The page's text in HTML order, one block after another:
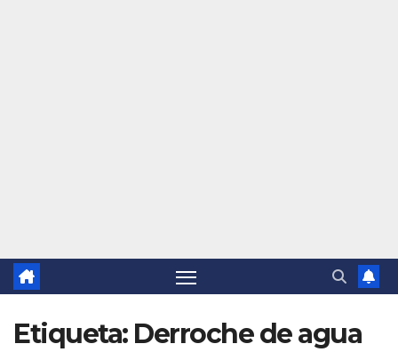
Etiqueta: Derroche de agua